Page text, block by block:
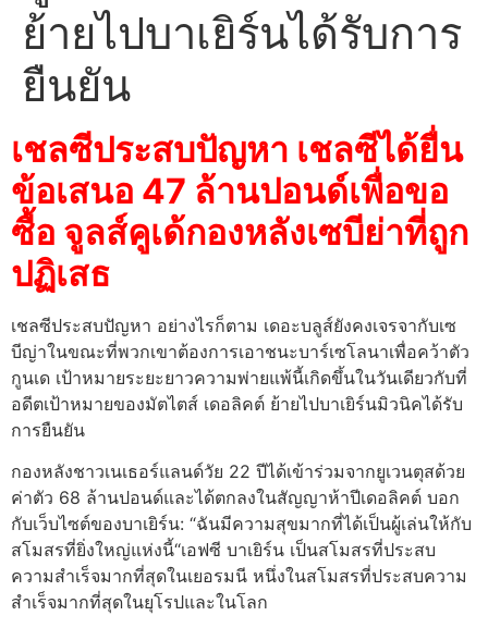
ย้ายไปบาเยิร์นได้รับการ
ยืนยัน
เชลซีประสบปัญหา เชลซีได้ยื่น
ข้อเสนอ 47 ล้านปอนด์เพื่อขอ
ซื้อ จูลส์คูเด้กองหลังเซบีย่าที่ถูก
ปฏิเสธ
เชลซีประสบปัญหา อย่างไรก็ตาม เดอะบลูส์ยังคงเจรจากับเซ
บีญ่าในขณะที่พวกเขาต้องการเอาชนะบาร์เซโลนาเพื่อคว้าตัว
กูนเด เป้าหมายระยะยาวความพ่ายแพ้นี้เกิดขึ้นในวันเดียวกับที่
อดีตเป้าหมายของมัตไตส์ เดอลิคต์ ย้ายไปบาเยิร์นมิวนิคได้รับ
การยืนยัน
กองหลังชาวเนเธอร์แลนด์วัย 22 ปีได้เข้าร่วมจากยูเวนตุสด้วย
ค่าตัว 68 ล้านปอนด์และได้ตกลงในสัญญาห้าปีเดอลิคต์ บอก
กับเว็บไซต์ของบาเยิร์น: “ฉันมีความสุขมากที่ได้เป็นผู้เล่นให้กับ
สโมสรที่ยิ่งใหญ่แห่งนี้“เอฟซี บาเยิร์น เป็นสโมสรที่ประสบ
ความสำเร็จมากที่สุดในเยอรมนี หนึ่งในสโมสรที่ประสบความ
สำเร็จมากที่สุดในยุโรปและในโลก